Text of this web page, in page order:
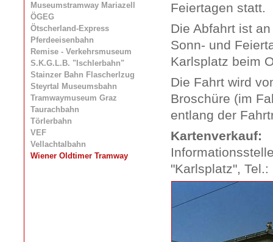
Museumstramway Mariazell
ÖGEG
Ötscherland-Express
Pferdeeisenbahn
Remise - Verkehrsmuseum
S.K.G.L.B. "Ischlerbahn"
Stainzer Bahn Flascherlzug
Steyrtal Museumsbahn
Tramwaymuseum Graz
Taurachbahn
Törlerbahn
VEF
Vellachtalbahn
Wiener Oldtimer Tramway
Feiertagen statt.
Die Abfahrt ist
Sonn- und
Karlsplatz beim
Die Fahrt wird
Broschüre (im
entlang der
Kartenverkauf:
"Karlsplatz",